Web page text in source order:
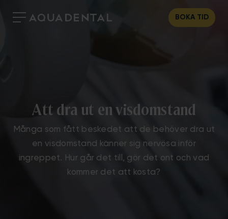
BOKA TID
Att dra ut en visdomstand
Många som fått beskedet att de behöver dra ut
en visdomstand känner sig nervösa inför
ingreppet. Hur går det till, gör det ont och vad
kommer det att kosta?